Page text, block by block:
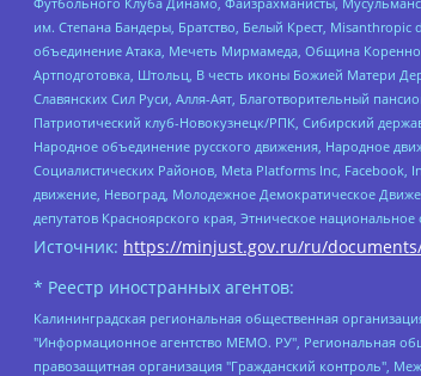
им. Степана Бандеры, Братство, Белый Крест,
объединение Атака, Мечеть Мирмамеда, Община
Артподготовка, Штольц, В честь иконы Божией Матери
Славянских Сил Руси, Алля-Аят, Благотворительный
Патриотический клуб-Новокузнецк/РПК, Сибирский
Народное объединение русского движения, Народное
Социалистических Районов, Meta Platforms Inc, Facebook,
движение, Невоград, Молодежное Демократическое
депутатов Красноярского края, Этническое
Источник: https://minjust.gov.ru/ru/
* Реестр иностранных агентов:
Калининградская региональная общественная организация "Экозащита!-Женсовет", Фонд содействия защите прав и свобод граждан "Общественный вердикт", Фонд "Институт Развития Свободы Информации", Частное учреждение "Информационное агентство МЕМО. РУ", Региональная общественная организация "Общественная комиссия по сохранению наследия академика Сахарова", Фонд поддержки свободы прессы, Санкт-Петербургская общественная правозащитная организация "Гражданский контроль", Межрегиональная общественная организация "Информационно-просветительский центр "Мемориал", Региональный Фонд "Центр Защиты Прав Средств Массовой Информации", с 05.12.2023 Фонд "Центр Защиты Прав Средств массовой информации", Региональная общественная благотворительная организация помощи беженцам и мигрантам "Гражданское содействие", Негосударственное образовательное учреждение дополнительного профессионального образования (повышение квалификации) специалистов "АКАДЕМИЯ ПО ПРАВАМ ЧЕЛОВЕКА", Свердловская региональная общественная организация "Сутяжник", Автономная некоммерческая организация "Центр независимых социологических исследований", Союз общественных объединений "Российский исследовательский центр по правам человека", Региональное общественное учреждение научно-информационный центр "МЕМОРИАЛ", Некоммерческая организация "Фонд защиты гласности", Автономная некоммерческая организация "Институт прав человека", Городская общественная организация "Екатеринбургское общество "МЕМОРИАЛ", Городская общественная организация "Рязанское историко-просветительское и правозащитное общество "Мемориал" (Рязанский Мемориал), Челябинский региональный орган общественной самодеятельности – женское общественное объединение "Женщины Евразии", Челябинский региональный орган общественной самодеятельности "Уральская правозащитная группа", Фонд содействия защите здоровья и социальной справедливости имени Андрея Рылькова, Автономная Некоммерческая Организация "Аналитический Центр Юрия Левады", Автономная некоммерческая организация социальной поддержки населения "Проект Апрель", Региональная общественная организация помощи женщинам и детям, находящимся в кризисной ситуации "Информационно-методический центр "Анна", Фонд содействия развитию массовых коммуникаций и правовому просвещению "Так-так-Так", Фонд содействия устойчивому развитию "Серебряная тайга", Свердловский региональный общественный фонд социальных проектов "Новое время", "Idel.Реалии", Кавказ.Реалии, Крым.Реалии, Телеканал Настоящее Время,